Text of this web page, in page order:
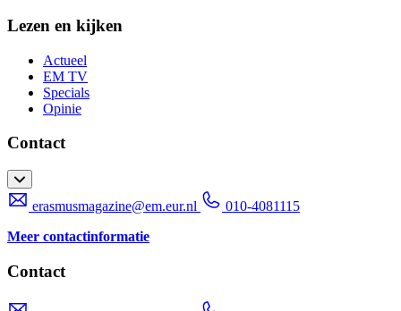
Lezen en kijken
Actueel
EM TV
Specials
Opinie
Contact
erasmusmagazine@em.eur.nl
010-4081115
Meer contactinformatie
Contact